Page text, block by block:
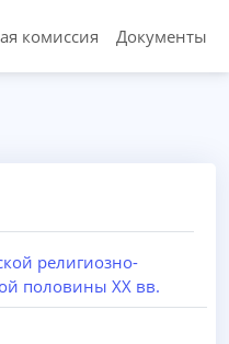
комиссия Документы
религиозно-
половины XX вв.